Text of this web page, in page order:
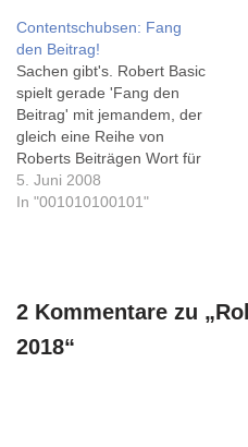
Beitrag. Im Web gibt's
schon vorab ein Interview
mit Robert auf 3sat/ZDF.
Lustig, am letzten…
Contentschubsen: Fang
den Beitrag!
Sachen gibt's. Robert Basic
spielt gerade 'Fang den
Beitrag' mit jemandem, der
gleich eine Reihe von
Roberts Beiträgen Wort für
Wort kopiert hat, offenbar
automatisiert. Er fragt sich
eigenen Texte verknoofen
5. Juni 2008
In "001010100101"
2 Kommentare zu
2018“